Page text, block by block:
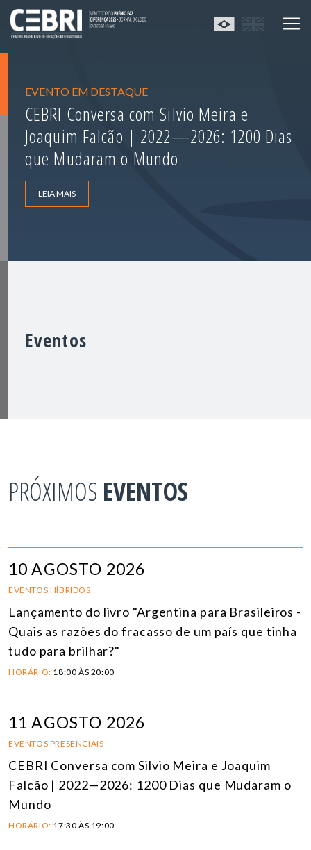
EVENTO EM DESTAQUE
CEBRI Conversa com Silvio Meira e
Joaquim Falcão | 2022—2026: 1200 Dias
que Mudaram o Mundo
LEIA MAIS
Eventos
PRÓXIMOS EVENTOS
10 AGOSTO 2026
EVENTOS HÍBRIDOS
Lançamento do livro "Argentina para Brasileiros -
Quais as razões do fracasso de um país que tinha
tudo para brilhar?"
HORÁRIO: 18:00 ÀS 20:00
11 AGOSTO 2026
EVENTOS PRESENCIAIS
CEBRI Conversa com Silvio Meira e Joaquim
Falcão | 2022—2026: 1200 Dias que Mudaram o
Mundo
HORÁRIO: 17:30 ÀS 19:00